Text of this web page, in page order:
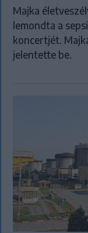
Majka
lemondta a
koncertjét.
jelentette be.